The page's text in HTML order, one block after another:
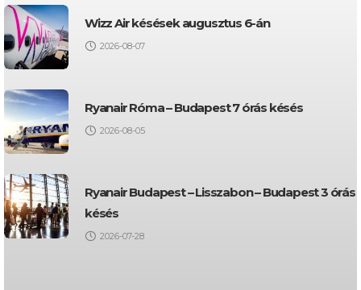
Wizz Air késések augusztus 6-án
2026-08-07
Ryanair Róma – Budapest 7 órás késés
2026-08-05
Ryanair Budapest – Lisszabon – Budapest 3 órás
késés
2026-07-28